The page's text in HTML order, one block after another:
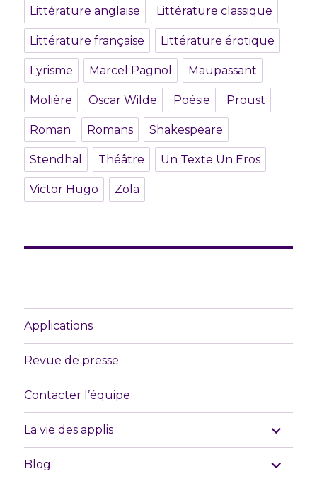
Littérature anglaise Littérature classique
Littérature française Littérature érotique
Lyrisme Marcel Pagnol Maupassant
Molière Oscar Wilde Poésie Proust
Roman Romans Shakespeare
Stendhal Théâtre Un Texte Un Eros
Victor Hugo Zola
Applications
Revue de presse
Contacter l’équipe
La vie des applis
ouvrir
le
sous-
menu
Blog
ouvrir
le
sous-